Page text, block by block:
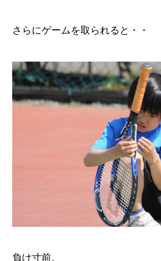
さらにゲームを取られると・・
負け寸前。